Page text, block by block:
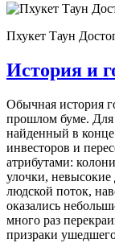
Пхукет Таун
История и
Обычная история
прошлом буме. Для
найденный в
инвесторов и
атрибутами:
улочки,
людской поток,
оказались
много раз
призраки